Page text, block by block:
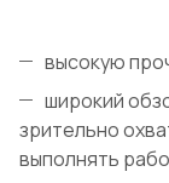
высокую
широкий
зрительно
выполнять